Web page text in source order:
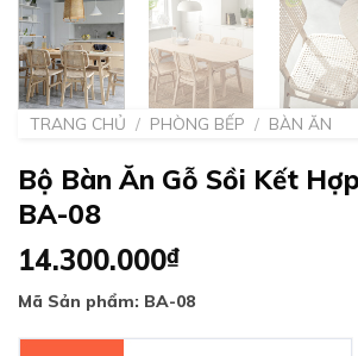
TRANG CHỦ / PHÒNG BẾP / BÀN ĂN
Bộ Bàn Ăn Gỗ Sồi Kết
BA-08
14.300.000₫
Mã Sản phẩm: BA-08